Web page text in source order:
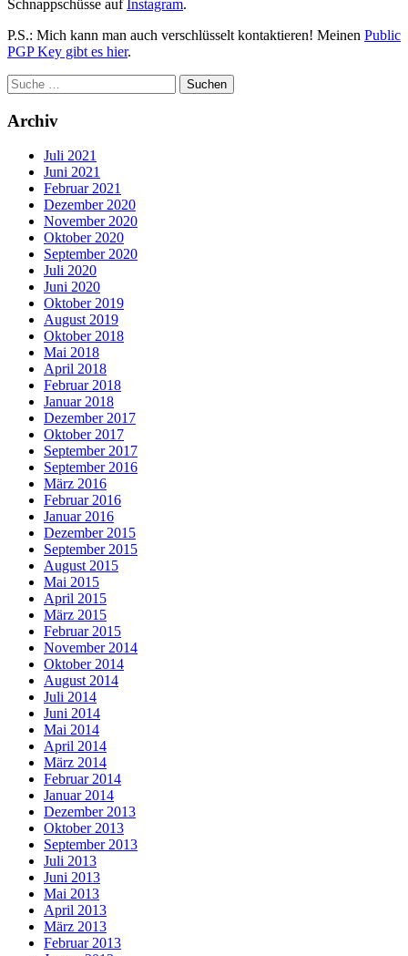
Schnappschüsse auf Instagram.
P.S.: Mich kann man auch verschlüsselt kontaktieren! Meinen Public
PGP Key gibt es hier.
Archiv
Juli 2021
Juni 2021
Februar 2021
Dezember 2020
November 2020
Oktober 2020
September 2020
Juli 2020
Juni 2020
Oktober 2019
August 2019
Oktober 2018
Mai 2018
April 2018
Februar 2018
Januar 2018
Dezember 2017
Oktober 2017
September 2017
September 2016
März 2016
Februar 2016
Januar 2016
Dezember 2015
September 2015
August 2015
Mai 2015
April 2015
März 2015
Februar 2015
November 2014
Oktober 2014
August 2014
Juli 2014
Juni 2014
Mai 2014
April 2014
März 2014
Februar 2014
Januar 2014
Dezember 2013
Oktober 2013
September 2013
Juli 2013
Juni 2013
Mai 2013
April 2013
März 2013
Februar 2013